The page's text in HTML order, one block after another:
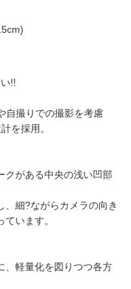
!!
自撮りでの撮影を考慮
を採用。
クがある中央の浅い凹部
、細?ながらカメラの向き
います。
、軽量化を図りつつ各方